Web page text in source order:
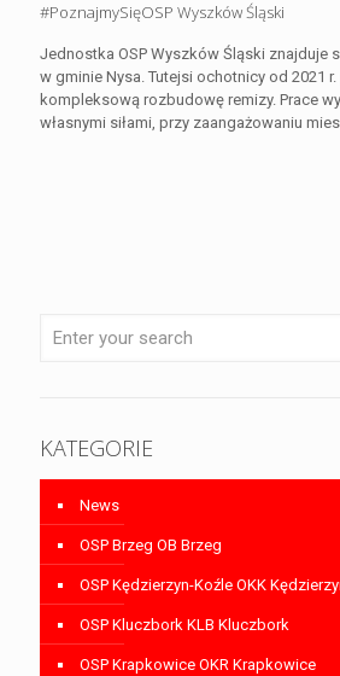
#PoznajmySięOSP Wyszków Śląski
Jednostka OSP Wyszków Śląski znajduje
w gminie Nysa. Tutejsi ochotnicy od 2021
kompleksową rozbudowę remizy. Prace
własnymi siłami, przy zaangażowaniu
KATEGORIE
News
OSP Brzeg OB Brzeg
OSP Kędzierzyn-Koźle OKK
OSP Kluczbork KLB Kluczbork
OSP Krapkowice OKR Krapkowice